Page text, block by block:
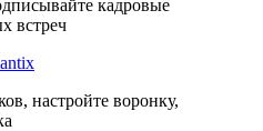
кадровые
встреч
настройте воронку,